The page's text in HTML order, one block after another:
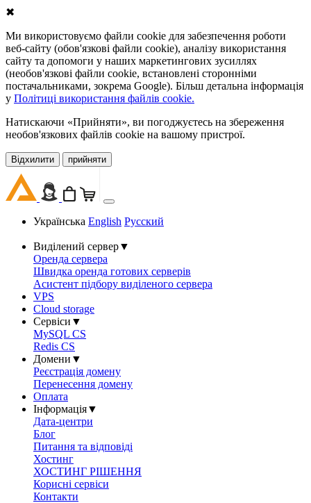
✖
Ми використовуємо файли cookie для забезпечення роботи
веб-сайту (обов'язкові файли cookie), аналізу використання
сайту та допомоги у наших маркетингових зусиллях
(необов'язкові файли cookie, встановлені сторонніми
постачальниками, зокрема Google). Більш детальна інформація
у Політиці використання файлів cookie.
Натискаючи «Прийняти», ви погоджуєтесь на збереження
необов'язкових файлів cookie на вашому пристрої.
Відхилити прийняти
Українська English Русский
Виділений сервер▼
Оренда сервера
Швидка оренда готових серверів
Асистент підбору виділеного сервера
VPS
Cloud storage
Сервіси ▼
MySQL CS
Redis CS
Домени ▼
Реєстрація домену
Перенесення домену
Оплата
Інформація▼
Дата-центри
Блог
Питання та відповіді
Хостинг
ХОСТИНГ РІШЕННЯ
Корисні сервіси
Контакти